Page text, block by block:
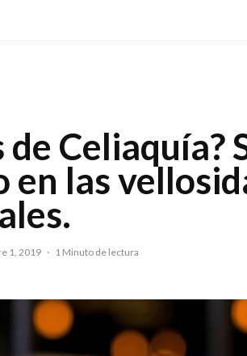
de Celiaquía?
en las
1, 2019 · 1 Minuto de lectura